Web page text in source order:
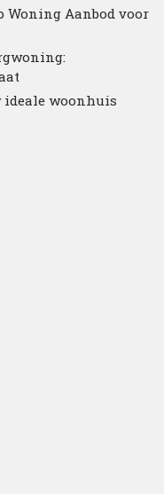
Woning Aanbod voor
ideale woonhuis